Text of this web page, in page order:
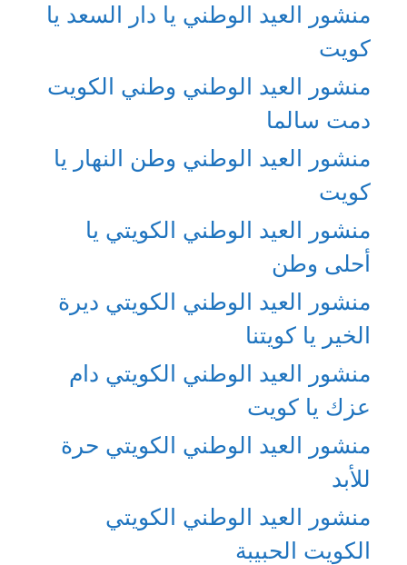
منشور العيد الوطني يا دار السعد يا
كويت
منشور العيد الوطني وطني الكويت
دمت سالما
منشور العيد الوطني وطن النهار يا
كويت
منشور العيد الوطني الكويتي يا
أحلى وطن
منشور العيد الوطني الكويتي ديرة
الخير يا كويتنا
منشور العيد الوطني الكويتي دام
عزك يا كويت
منشور العيد الوطني الكويتي حرة
للأبد
منشور العيد الوطني الكويتي
الكويت الحبيبة